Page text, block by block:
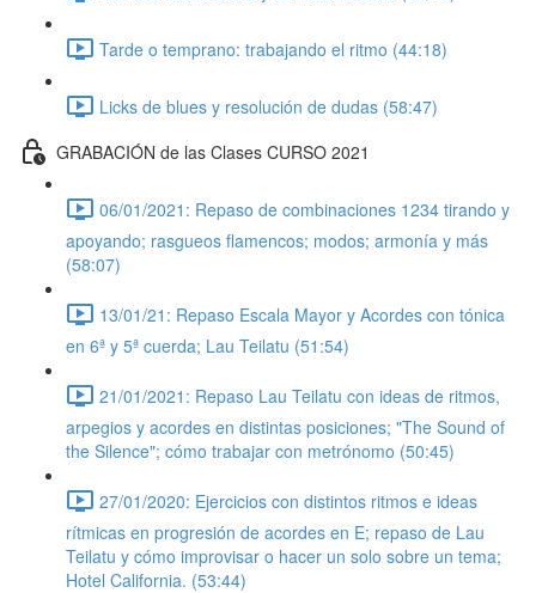
Tarde o temprano: trabajando el ritmo (44:18)
Licks de blues y resolución de dudas (58:47)
GRABACIÓN de las Clases CURSO 2021
06/01/2021: Repaso de combinaciones 1234 tirando y
apoyando; rasgueos flamencos; modos; armonía y más
(58:07)
13/01/21: Repaso Escala Mayor y Acordes con tónica
en 6ª y 5ª cuerda; Lau Teilatu (51:54)
21/01/2021: Repaso Lau Teilatu con ideas de ritmos,
arpegios y acordes en distintas posiciones; "The Sound of
the Silence"; cómo trabajar con metrónomo (50:45)
27/01/2020: Ejercicios con distintos ritmos e ideas
rítmicas en progresión de acordes en E; repaso de Lau
Teilatu y cómo improvisar o hacer un solo sobre un tema;
Hotel California. (53:44)